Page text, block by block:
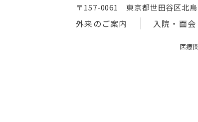
〒157-0061 東京都世田谷区北
外来のご案内 入院・面会
医療